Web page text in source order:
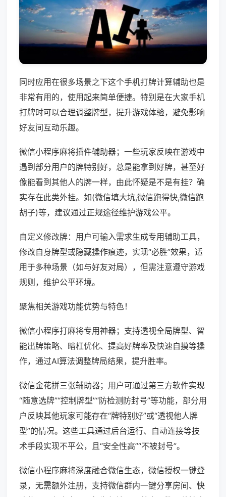
同时应用在很多场景之下这个手机打牌计算辅助也是
非常有用的，使用起来简单便捷。特别是在大家手机
打牌时可以合理调整牌型，提升游戏体验，避免影响
好友间互动乐趣。
微信小程序麻将插件辅助器；一些玩家反映在游戏中
遇到部分用户的牌特别好，总是能拿到好牌，甚至好
像能看到其他人的牌一样，由此怀疑是不是有挂？确
实存在此类外挂。如(微信填大坑,微信跑得快,微信跑
胡子)等，建议通过正规途径维护游戏公平。
自定义修改牌：用户可输入需求生成专用辅助工具，
修改自身牌型或隐藏操作痕迹，实现“必胜”效果，适
用于多种场景（如与好友对局），但需注意遵守游戏
规则，维护公平环境。
聚焦相关游戏功能优势与特色！
微信小程序打麻将专用神器；支持透视全局牌型、智
能出牌策略、暗杠优化、提高好牌率及快速自摸等操
作，通过AI算法调整牌局结果，提升胜率。
微信金花拼三张辅助器；用户可通过第三方软件实现
“随意选牌”“控制牌型”“防检测防封号”等功能，部分用
户反映其他玩家可能存在“牌特别好”或“透视他人牌
型”的情况。这些工具通过后台运行、自动连接等技
术手段实现不平公，且“安全性高”“不被封号”。
微信小程序麻将深度融合微信生态，微信授权一键登
录，无需额外注册，支持微信群内一键分享房间、快